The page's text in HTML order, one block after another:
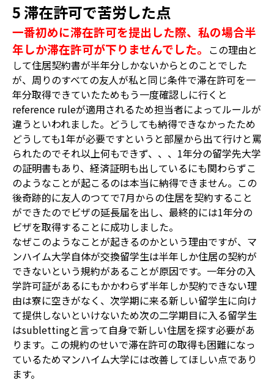
5 滞在許可で苦労した点
一番初めに滞在許可を提出した際、私の場合半
年しか滞在許可が下りませんでした。 この理由と
して住居契約書が半年分しかないからとのことでした
が、周りのすべての友人が私と同じ条件で滞在許可を一
年分取得できていたためもう一度確認しに行くと
reference ruleが適用されるため担当者によってルールが
違うといわれました。どうしても納得できなかったため
どうしても1年が必要ですというと部屋から出て行けと罵
られたのでそれ以上何もできず、、、1年分の留学先大学
の証明書もあり、経済証明も出しているにも関わらずこ
のようなことが起こるのは本当に納得できません。この
後奇跡的に友人のつてで7月からの住居を契約すること
ができたのでビザの延長届を出し、最終的には1年分の
ビザを取得することに成功しました。
なぜこのようなことが起きるのかという理由ですが、マ
ンハイム大学自体が交換留学生は半年しか住居の契約が
できないという規約があることが原因です。一年分の入
学許可証があるにもかかわらず半年しか契約できない理
由は寮に空きがなく、次学期に来る新しい留学生に向け
て提供しないといけないため次の二学期目に入る留学生
はsublettingと言って自身で新しい住居を探す必要があ
ります。この規約のせいで滞在許可の取得も困難になっ
ているためマンハイム大学には改善してほしい点であり
ます。